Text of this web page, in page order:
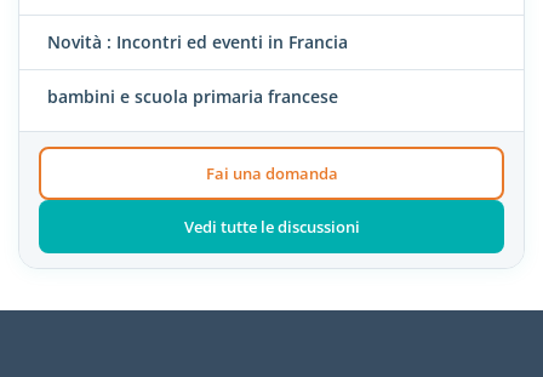
Novità : Incontri ed eventi in Francia
bambini e scuola primaria francese
Fai una domanda
Vedi tutte le discussioni